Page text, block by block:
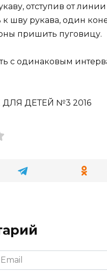
отступив от
шву рукава, один
пришить пуговицу.
с одинаковым
ДЛЯ ДЕТЕЙ №3 2016